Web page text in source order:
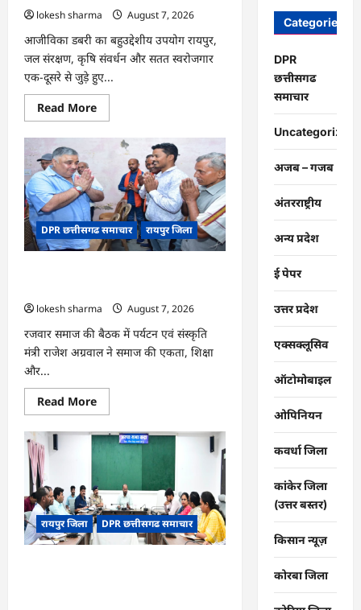
lokesh sharma
August 7, 2026
आजीविका डबरी का बहुउद्देशीय उपयोग रायपुर,
जल संरक्षण, कृषि संवर्धन और सतत स्वरोजगार
एक-दूसरे से जुड़े हुए...
Read MoreRead
more
CG
संरक्षण
से
बदला
जीवन
:
धमतरी
के
भोथापारा
आर्थिक
का
नया
आधार
DPR छत्तीसगढ समाचार रायपुर जिला
lokesh sharma
August 7, 2026
रजवार समाज की बैठक में पर्यटन एवं संस्कृति
मंत्री राजेश अग्रवाल ने समाज की एकता, शिक्षा
और...
Read MoreRead
more
CG
:
एकजुटता
सामाजिक
विकास
की
सबसे
बड़ी
शक्ति
रायपुर जिला DPR छत्तीसगढ समाचार
Categories
DPR
छत्तीसगढ
समाचार
Uncategorized
अजब – गजब
अंतरराष्ट्रीय
अन्य प्रदेश
ई पेपर
उत्तर प्रदेश
एक्सक्लूसिव
ऑटोमोबाइल
ओपिनियन
कवर्धा जिला
कांकेर जिला
(उत्तर बस्तर)
किसान न्यूज़
कोरबा जिला